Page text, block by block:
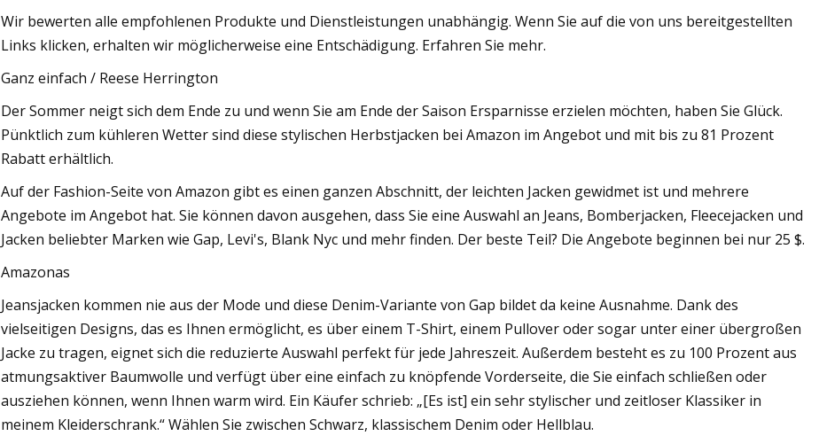
Wir bewerten alle empfohlenen Produkte und Dienstleistungen unabhängig. Wenn Sie auf die von uns bereitgestellten
Links klicken, erhalten wir möglicherweise eine Entschädigung. Erfahren Sie mehr.
Ganz einfach / Reese Herrington
Der Sommer neigt sich dem Ende zu und wenn Sie am Ende der Saison Ersparnisse erzielen möchten, haben Sie Glück.
Pünktlich zum kühleren Wetter sind diese stylischen Herbstjacken bei Amazon im Angebot und mit bis zu 81 Prozent
Rabatt erhältlich.
Auf der Fashion-Seite von Amazon gibt es einen ganzen Abschnitt, der leichten Jacken gewidmet ist und mehrere
Angebote im Angebot hat. Sie können davon ausgehen, dass Sie eine Auswahl an Jeans, Bomberjacken, Fleecejacken und
Jacken beliebter Marken wie Gap, Levi's, Blank Nyc und mehr finden. Der beste Teil? Die Angebote beginnen bei nur 25 $.
Amazonas
Jeansjacken kommen nie aus der Mode und diese Denim-Variante von Gap bildet da keine Ausnahme. Dank des
vielseitigen Designs, das es Ihnen ermöglicht, es über einem T-Shirt, einem Pullover oder sogar unter einer übergroßen
Jacke zu tragen, eignet sich die reduzierte Auswahl perfekt für jede Jahreszeit. Außerdem besteht es zu 100 Prozent aus
atmungsaktiver Baumwolle und verfügt über eine einfach zu knöpfende Vorderseite, die Sie einfach schließen oder
ausziehen können, wenn Ihnen warm wird. Ein Käufer schrieb: „[Es ist] ein sehr stylischer und zeitloser Klassiker in
meinem Kleiderschrank.“ Wählen Sie zwischen Schwarz, klassischem Denim oder Hellblau.